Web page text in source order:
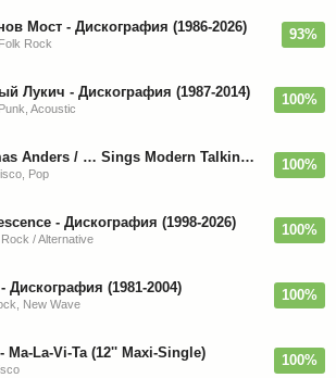
Мост - Дискография (1986-2026)
Rock
93%
Лукич - Дискография (1987-2014)
Acoustic
100%
Thomas Anders / … Sings Modern Talking: The Best hi-res
Pop
100%
- Дискография (1998-2026)
/ Alternative
100%
- Дискография (1981-2004)
New Wave
100%
Ma-La-Vi-Ta (12'' Maxi-Single) 100%